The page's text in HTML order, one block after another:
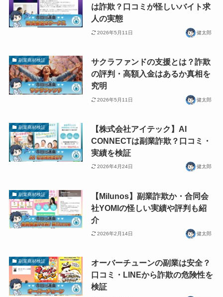
は詐欺？口コミが怪しいバイト求
人の実態
2026年5月11日 健太郎
副業商材検証
サクラファンドの支援とは？詐欺
の評判・高額入金はあるか真相を
究明
2026年5月11日 健太郎
副業商材検証
【株式会社アイテック】AI
CONNECTは副業詐欺？口コミ・
実績を検証
2026年4月24日 健太郎
副業商材検証
【Milunos】副業詐欺か・合同会
社YOMIの怪しい実績や評判も紹
介
2026年2月14日 健太郎
副業商材検証
オーバーチューンの副業は安全？
口コミ・LINEから詐欺の危険性を
検証